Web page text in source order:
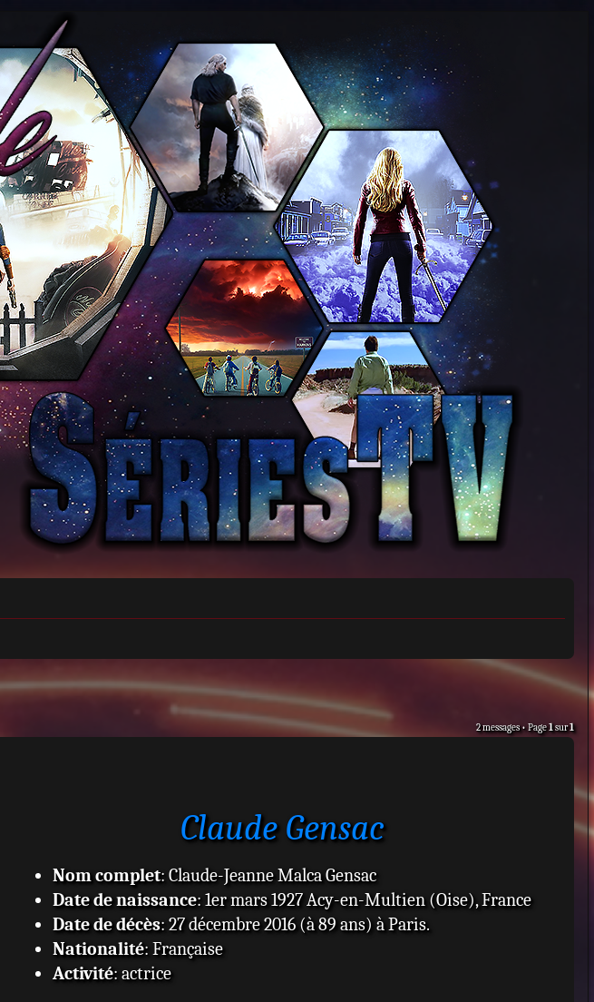
2 messages • Page1sur1
Claude Gensac
Nom complet: Claude-Jeanne Malca Gensac
Date de naissance: 1er mars 1927 Acy-en-Multien (Oise), France
Date de décès: 27 décembre 2016 (à 89 ans) à Paris.
Nationalité: Française
Activité: actrice